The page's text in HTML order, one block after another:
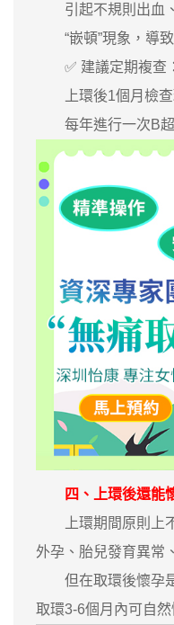
引起不規則出血、
“嵌頓”現象，導致
✅ 建議定期複查：
上環後1個月檢查
每年進行一次B超
四、上環後還能
上環期間原則上不
外孕、胎兒發育異常
但在取環後懷孕是
取環3-6個月內可自然